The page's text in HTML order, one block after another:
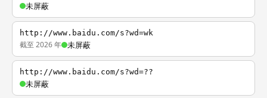
未屏蔽
http://www.baidu.com/s?wd=wk
截至 2026 年 未屏蔽
http://www.baidu.com/s?wd=??
未屏蔽